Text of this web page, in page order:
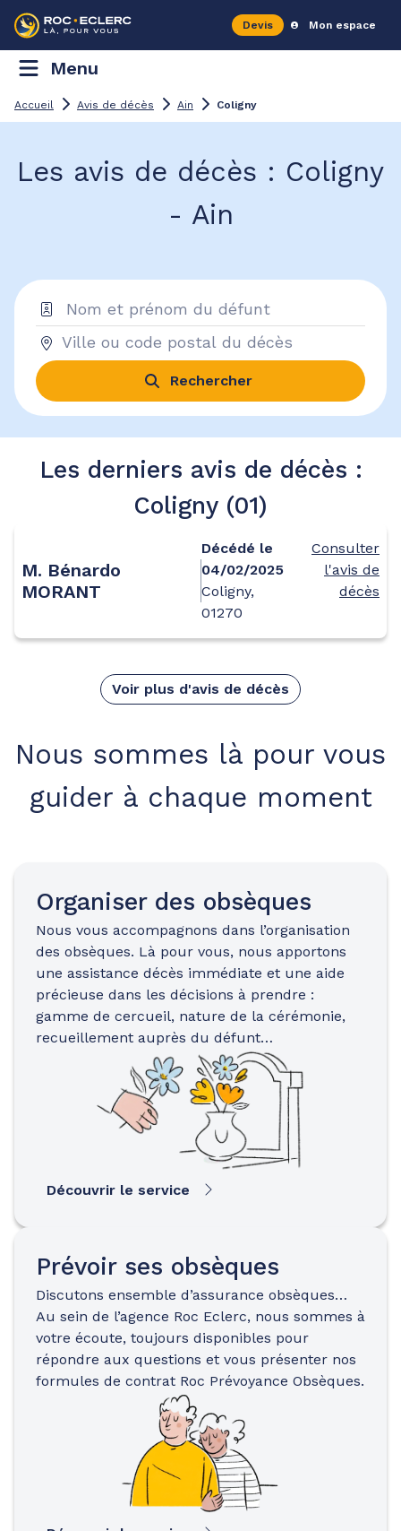
Devis Mon espace
Menu
Accueil Avis de décès Ain Coligny
Les avis de décès : Coligny
- Ain
Rechercher
Les derniers avis de décès :
Coligny (01)
M. Bénardo
MORANT
Décédé le
04/02/2025
Coligny,
01270
Consulter
l'avis de
décès
Voir plus d'avis de décès
Nous sommes là pour vous
guider à chaque moment
Organiser des obsèques
Nous vous accompagnons dans l’organisation
des obsèques. Là pour vous, nous apportons
une assistance décès immédiate et une aide
précieuse dans les décisions à prendre :
gamme de cercueil, nature de la cérémonie,
recueillement auprès du défunt…
Découvrir le service
Prévoir ses obsèques
Discutons ensemble d’assurance obsèques…
Au sein de l’agence Roc Eclerc, nous sommes à
votre écoute, toujours disponibles pour
répondre aux questions et vous présenter nos
formules de contrat Roc Prévoyance Obsèques.